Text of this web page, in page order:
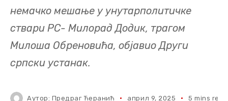
немачко мешање у унутарполитичке
ствари РС- Милорад Додик, трагом
Милоша Обреновића, објавио Други
српски устанак.
Аутор: Предраг Ћеранић април 9, 2025 5 mins read